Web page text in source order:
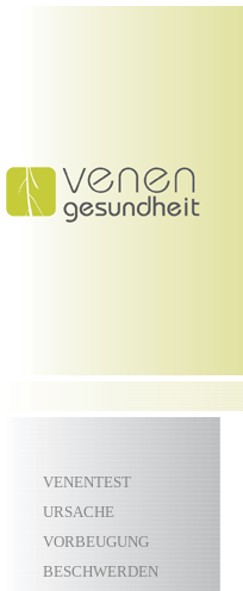
VENENTEST
URSACHE
VORBEUGUNG
BESCHWERDEN